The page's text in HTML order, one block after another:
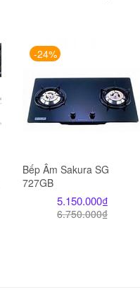
-24%
Bếp Âm Sakura SG
727GB
6.750.000₫
5.150.000₫